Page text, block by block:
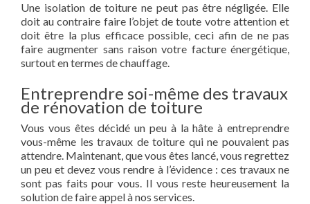
Une isolation de toiture ne peut pas être négligée. Elle
doit au contraire faire l’objet de toute votre attention et
doit être la plus efficace possible, ceci afin de ne pas
faire augmenter sans raison votre facture énergétique,
surtout en termes de chauffage.
Entreprendre soi-même des travaux
de rénovation de toiture
Vous vous êtes décidé un peu à la hâte à entreprendre
vous-même les travaux de toiture qui ne pouvaient pas
attendre. Maintenant, que vous êtes lancé, vous regrettez
un peu et devez vous rendre à l’évidence : ces travaux ne
sont pas faits pour vous. Il vous reste heureusement la
solution de faire appel à nos services.